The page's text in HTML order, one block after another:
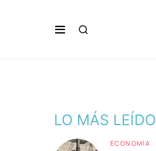
LO MÁS LEÍDO
ECONOMÍA